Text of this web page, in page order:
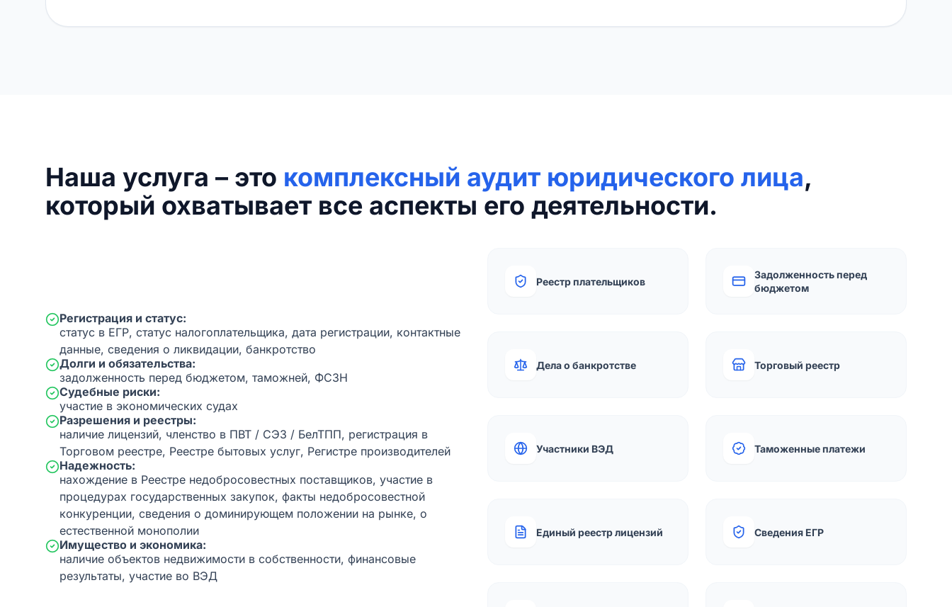
Наша услуга – это комплексный аудит юридического лица,
который охватывает все аспекты его деятельности.
Регистрация и статус:
статус в ЕГР, статус налогоплательщика, дата регистрации, контактные
данные, сведения о ликвидации, банкротство
Долги и обязательства:
задолженность перед бюджетом, таможней, ФСЗН
Судебные риски:
участие в экономических судах
Разрешения и реестры:
наличие лицензий, членство в ПВТ / СЭЗ / БелТПП, регистрация в
Торговом реестре, Реестре бытовых услуг, Регистре производителей
Надежность:
нахождение в Реестре недобросовестных поставщиков, участие в
процедурах государственных закупок, факты недобросовестной
конкуренции, сведения о доминирующем положении на рынке, о
естественной монополии
Имущество и экономика:
наличие объектов недвижимости в собственности, финансовые
результаты, участие во ВЭД
Реестр плательщиков
Задолженность перед
бюджетом
Дела о банкротстве Торговый реестр
Участники ВЭД Таможенные платежи
Единый реестр лицензий Сведения ЕГР